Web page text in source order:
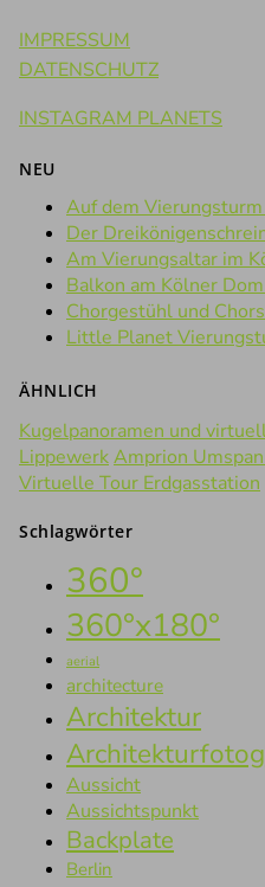
IMPRESSUM
DATENSCHUTZ
INSTAGRAM PLANETS
NEU
Auf dem
Der
Am Vierungsaltar im
Balkon am Kölner
Chorgestühl und
Little Planet
ÄHNLICH
Kugelpanoramen und
LippewerkAmprion
Virtuelle Tour Erdgasstation
Schlagwörter
360°
360°x180°
aerial
architecture
Architektur
Aussicht
Aussichtspunkt
Backplate
Berlin